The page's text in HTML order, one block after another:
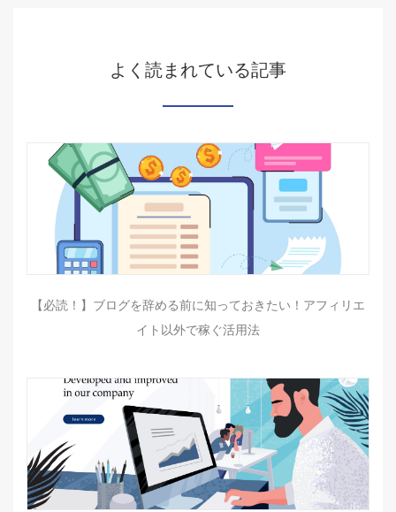
よく読まれている記事
【必読！】ブログを辞める前に知っておきたい！アフィリエ
イト以外で稼ぐ活用法